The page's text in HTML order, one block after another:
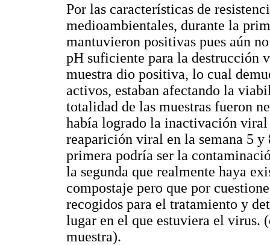
Por las características de
medioambientales, durante la
mantuvieron positivas pues aún
pH suficiente para la destrucción
muestra dio positiva, lo cual
activos, estaban afectando la
totalidad de las muestras fueron
había logrado la inactivación
reaparición viral en la semana 5 y
primera podría ser la
la segunda que realmente haya
compostaje pero que por
recogidos para el tratamiento y
lugar en el que estuviera el virus.
muestra).